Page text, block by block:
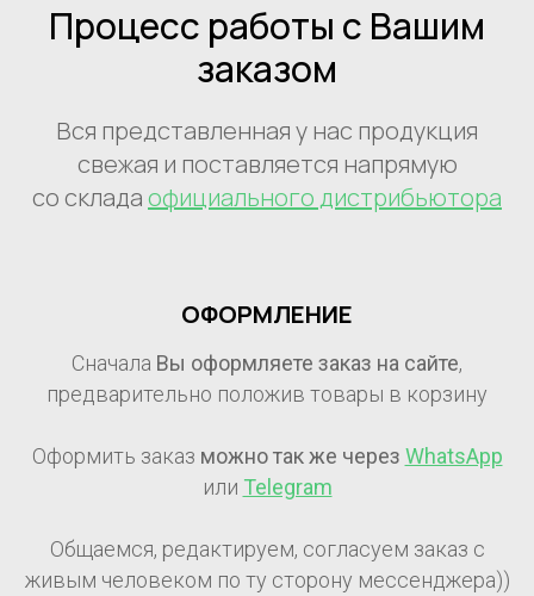
Процесс работы с Вашим
заказом
Вся представленная у нас продукция
свежая и поставляется напрямую
со складаофициального дистрибьютора
ОФОРМЛЕНИЕ
Сначала Вы оформляете заказ на сайте,
предварительно положив товары в корзину
Оформить заказ можно так же через WhatsApp
или Telegram
Общаемся, редактируем, согласуем заказ с
живым человеком по ту сторону мессенджера))